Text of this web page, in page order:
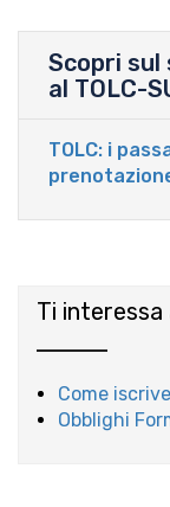
Scopri sul
al TOLC-
TOLC: i
Ti interessa
Come
Obblighi